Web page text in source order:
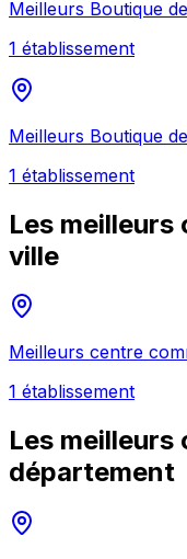
Meilleurs Boutique
1 établissement
Meilleurs Boutique
1 établissement
Les meilleurs
ville
Meilleurs centre
1 établissement
Les meilleurs
département